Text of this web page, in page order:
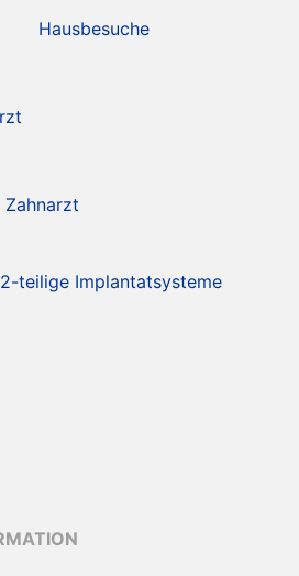
Hausbesuche
teilige Implantatsysteme